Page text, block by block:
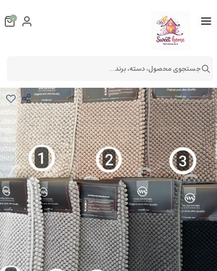
0
جستجوی محصول، دسته، برند...